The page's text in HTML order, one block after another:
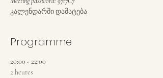
კალენდარში დამატება
Programme
20:00 - 22:00
2 heures